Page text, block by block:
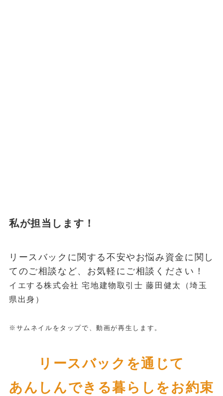
私が担当します！
リースバックに関する不安やお悩み資金に関し
てのご相談など、お気軽にご相談ください！
イエする株式会社 宅地建物取引士 藤田健太（埼玉
県出身）
※サムネイルをタップで、動画が再生します。
リースバックを通じて
あんしんできる暮らしをお約束